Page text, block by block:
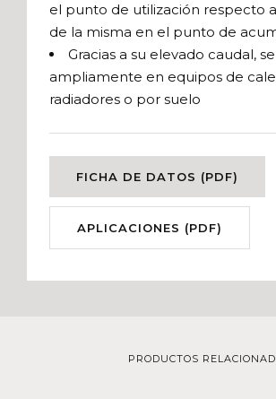
el punto de utilización respecto
de la misma en el punto de
Gracias a su elevado caudal,
ampliamente en equipos de
radiadores o por suelo
FICHA DE DATOS (PDF)
APLICACIONES (PDF)
PRODUCTOS